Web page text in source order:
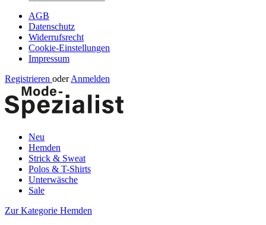
AGB
Datenschutz
Widerrufsrecht
Cookie-Einstellungen
Impressum
Registrieren oder Anmelden
Neu
Hemden
Strick & Sweat
Polos & T-Shirts
Unterwäsche
Sale
Zur Kategorie Hemden